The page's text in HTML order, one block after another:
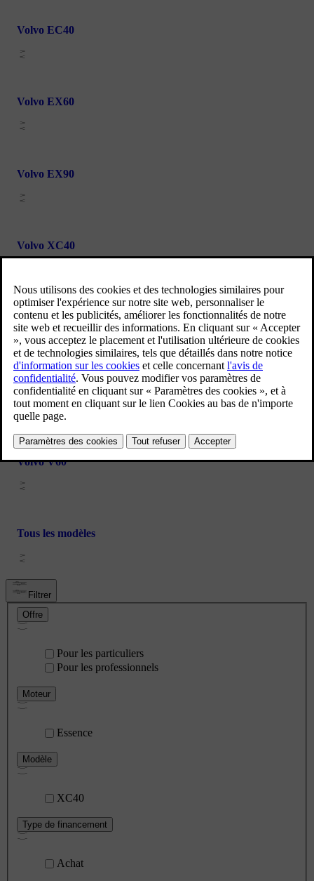
Volvo EC40
Volvo EX60
Volvo EX90
Volvo XC40
Volvo XC60
Volvo XC90
Volvo V60
Tous les modèles
Filtrer
Offre
Pour les particuliers
Pour les professionnels
Moteur
Essence
Modèle
XC40
Type de financement
Achat